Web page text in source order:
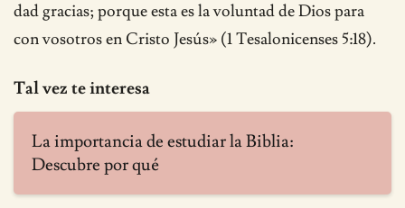
dad gracias; porque esta es la voluntad de Dios para
con vosotros en Cristo Jesús» (1 Tesalonicenses 5:18).
Tal vez te interesa
La importancia de estudiar la Biblia:
Descubre por qué